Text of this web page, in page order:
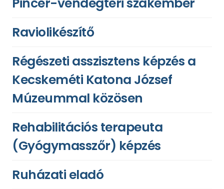
Raviolikészítő
Régészeti asszisztens képzés a
Kecskeméti Katona József
Múzeummal közösen
Rehabilitációs terapeuta
(Gyógymasszőr) képzés
Ruházati eladó